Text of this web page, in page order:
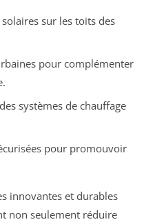
sur les toits des
pour complémenter
systèmes de chauffage
pour promouvoir
innovantes et durables
non seulement réduire